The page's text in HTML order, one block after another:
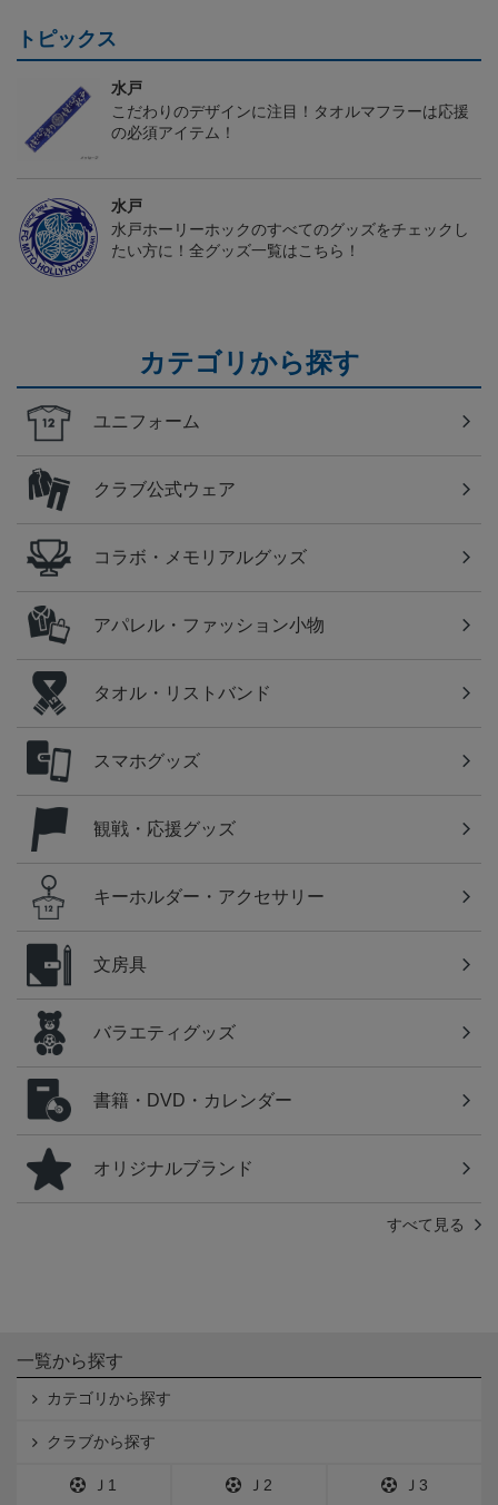
トピックス
水戸
こだわりのデザインに注目！タオルマフラーは応援
の必須アイテム！
水戸
水戸ホーリーホックのすべてのグッズをチェックし
たい方に！全グッズ一覧はこちら！
カテゴリから探す
ユニフォーム
クラブ公式ウェア
コラボ・メモリアルグッズ
アパレル・ファッション小物
タオル・リストバンド
スマホグッズ
観戦・応援グッズ
キーホルダー・アクセサリー
文房具
バラエティグッズ
書籍・DVD・カレンダー
オリジナルブランド
すべて見る
一覧から探す
カテゴリから探す
クラブから探す
Ｊ1 Ｊ2 Ｊ3